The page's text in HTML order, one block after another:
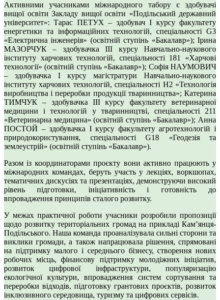
Активними учасниками міжнародного табору є здобувачі
вищої освіти Закладу вищої освіти «Подільський державний
університет»: Тарас ПЕТУХ – здобувач І курсу факультету
енергетики та інформаційних технологій, спеціальності G3
«Електрична інженерія» (освітній ступінь «Бакалавр»); Ірина
МАЗОРЧУК – здобувачка ІІІ курсу Навчально-наукового
інституту харчових технологій, спеціальності 181 «Харчові
технології» (освітній ступінь «Бакалавр»); Софія НАУМОВИЧ
– здобувачка І курсу магістратури Навчально-наукового
інституту харчових технологій, спеціальності H2 «Технологія
виробництва і переробки продукції тваринництва»; Катерина
ТИМЧУК – здобувачка ІІІ курсу факультету ветеринарної
медицини і технологій у тваринництві, спеціальності 211
«Ветеринарна медицина» (освітній ступінь «Бакалавр»); Анна
ПОСТОЙ – здобувачка І курсу факультету агротехнологій і
природокористування, спеціальності G18 «Геодезія та
землеустрій» (освітній ступінь «Бакалавр»).
Разом із координаторами проєкту вони активно працюють у
міжнародних командах, беруть участь у лекціях, воркшопах,
тематичних дискусіях та презентаціях, демонструючи високий
рівень підготовки, ініціативність і готовність до
впровадження принципів сталого розвитку.
У межах практичної роботи учасники розробили пропозиції
щодо розвитку територіальних громад на прикладі Кам’янця-
Подільського. Наша команда проаналізувала сильні сторони та
виклики громади, а також напрацювала рішення, спрямовані
на підтримку малого і середнього бізнесу, створення нових
робочих місць, фінансову підтримку молодіжних ініціатив,
розвиток цифрової інфраструктури, популяризацію
екологічної культури, впровадження систем сортування та
переробки відходів, підготовку грантових проєктів, розвиток
інклюзивного середовища, туризму та цифрових сервісів.